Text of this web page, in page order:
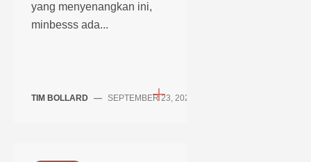
yang menyenangkan ini,
minbesss ada...
TIM BOLLARD — SEPTEMBER 23, 2024